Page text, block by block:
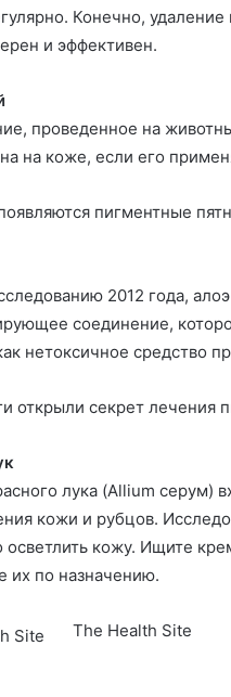
Конечно,
и эффективен.
проведенное на
на коже, если его
пигментные
2012 года,
соединение,
нетоксичное средство
открыли секрет лечения
лука (Allium cepум)
кожи и рубцов.
осветлить кожу. Ищите
их по назначению.
The Health Site